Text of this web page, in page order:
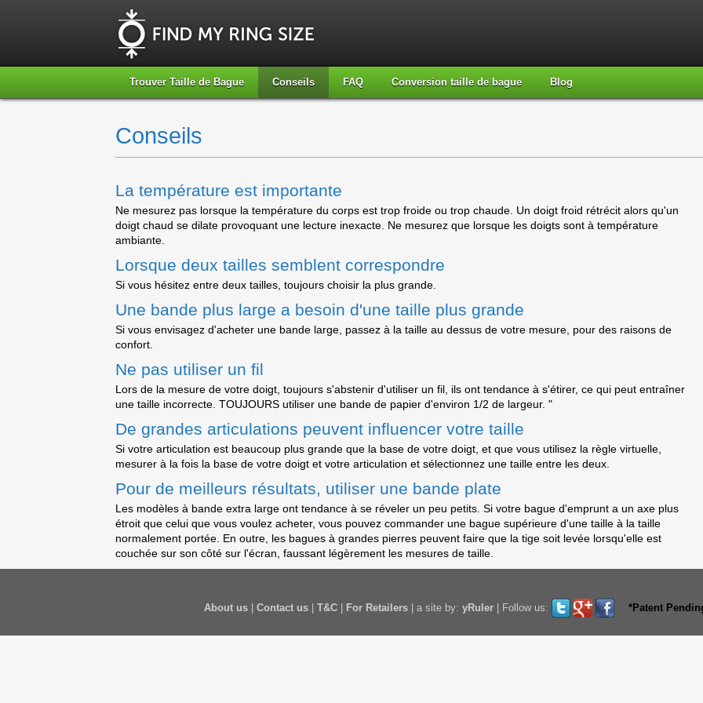
Trouver Taille de Bague Conseils FAQ Conversion taille de bague Blog
Conseils
La température est importante
Ne mesurez pas lorsque la température du corps est trop froide ou trop chaude. Un doigt froid rétrécit alors qu'un
doigt chaud se dilate provoquant une lecture inexacte. Ne mesurez que lorsque les doigts sont à température
ambiante.
Lorsque deux tailles semblent correspondre
Si vous hésitez entre deux tailles, toujours choisir la plus grande.
Une bande plus large a besoin d'une taille plus grande
Si vous envisagez d'acheter une bande large, passez à la taille au dessus de votre mesure, pour des raisons de
confort.
Ne pas utiliser un fil
Lors de la mesure de votre doigt, toujours s'abstenir d'utiliser un fil, ils ont tendance à s'étirer, ce qui peut entraîner
une taille incorrecte. TOUJOURS utiliser une bande de papier d'environ 1/2 de largeur. "
De grandes articulations peuvent influencer votre taille
Si votre articulation est beaucoup plus grande que la base de votre doigt, et que vous utilisez la règle virtuelle,
mesurer à la fois la base de votre doigt et votre articulation et sélectionnez une taille entre les deux.
Pour de meilleurs résultats, utiliser une bande plate
Les modèles à bande extra large ont tendance à se réveler un peu petits. Si votre bague d'emprunt a un axe plus
étroit que celui que vous voulez acheter, vous pouvez commander une bague supérieure d'une taille à la taille
normalement portée. En outre, les bagues à grandes pierres peuvent faire que la tige soit levée lorsqu'elle est
couchée sur son côté sur l'écran, faussant légèrement les mesures de taille.
About us Contact us T&C For Retailers a site by: yRuler Follow us: *Patent